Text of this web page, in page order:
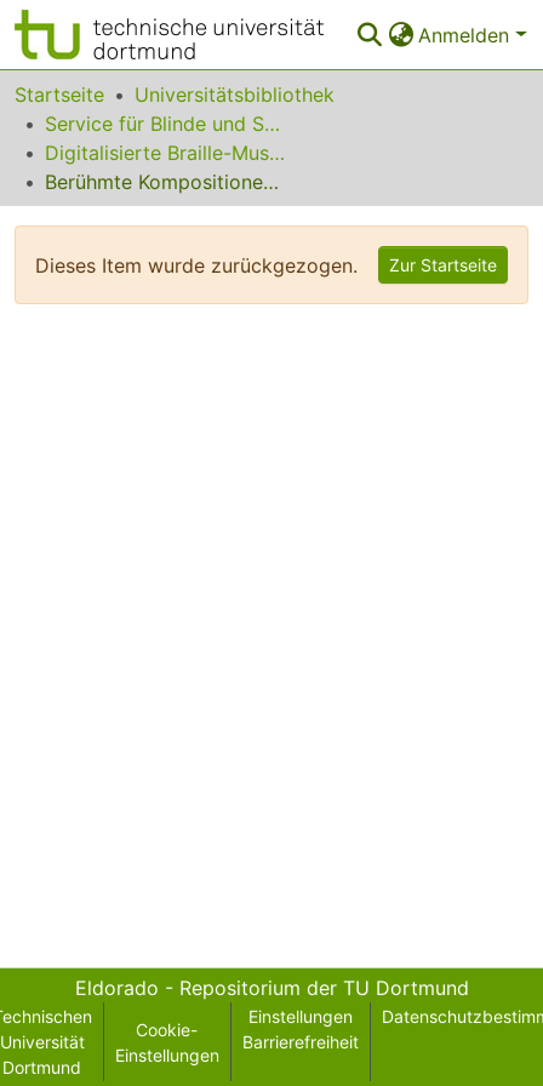
Anmelden
Bereiche & Sammlungen
Das gesamte Repositorium
Statistiken
Startseite
Universitätsbibliothek
Service für Blinde und Sehbehinderte
Digitalisierte Braille-Musik-Matrizen des VzfB
Berühmte Kompositionen für Violine Band 1: Moto Perpetuo
Dieses Item wurde zurückgezogen. Zur Startseite
Eldorado - Repositorium der TU Dortmund
Universität
Dortmund
Cookie-
Einstellungen
Einstellungen
Barrierefreiheit